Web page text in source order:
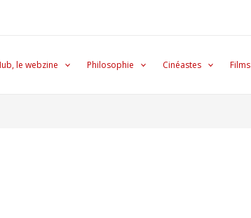
le webzine Philosophie Cinéastes Films